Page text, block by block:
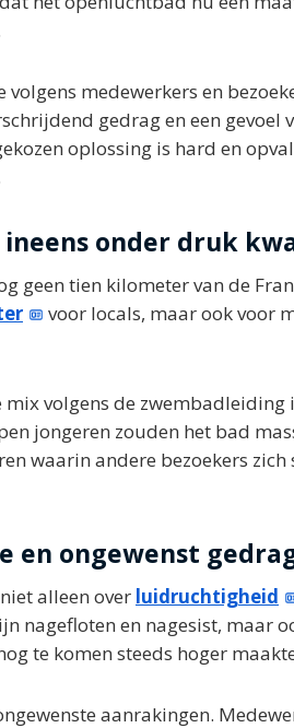
volgens medewerkers en
gedrag en een gevoel
oplossing is hard en
onder druk
geen tien kilometer van de
voor locals, maar ook voor
volgens de zwembadleiding
jongeren zouden het bad
waarin andere bezoekers
en ongewenst
alleen over luidruchtigheid
nagefloten en nagesist, maar
te komen steeds hoger
aanrakingen.